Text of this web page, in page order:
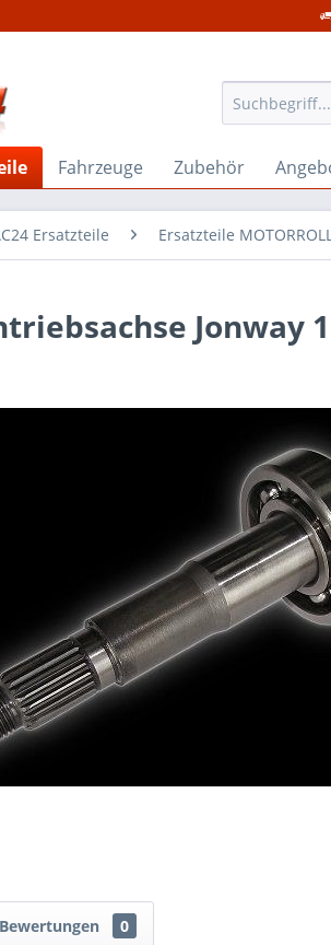
Fahrzeuge Zubehör
Ersatzteile Ersatzteile
Jonway
Bewertungen 0